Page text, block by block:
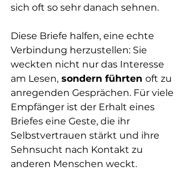
sich oft so sehr danach sehnen.
Diese Briefe halfen, eine echte
Verbindung herzustellen: Sie
weckten nicht nur das Interesse
am Lesen, sondern führten oft zu
anregenden Gesprächen. Für viele
Empfänger ist der Erhalt eines
Briefes eine Geste, die ihr
Selbstvertrauen stärkt und ihre
Sehnsucht nach Kontakt zu
anderen Menschen weckt.